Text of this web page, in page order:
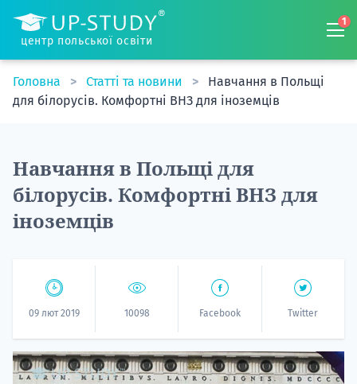
центр польської освіти
1
Головна Статті та новини
Навчання в Польщі
для білорусів. Комфортні ВНЗ для іноземців
Навчання в Польщі для
білорусів. Комфортні ВНЗ для
іноземців
09 лют 2019 10098 Facebook Twitter